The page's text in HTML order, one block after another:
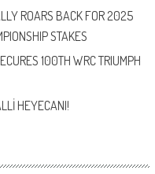
ROARS BACK FOR 2025
STAKES
100TH WRC TRIUMPH
HEYECANI!